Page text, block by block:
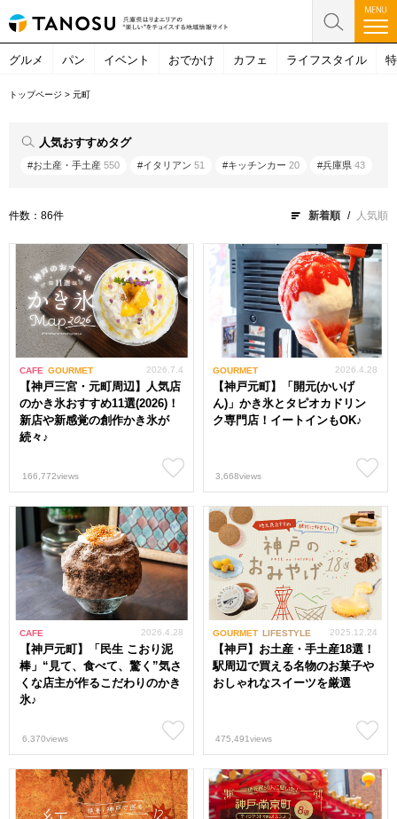
グルメ パン イベント おでかけ カフェ ライフスタイル
トップページ >元町
人気おすすめタグ
#お土産・手土産550 #イタリアン51 #キッチンカー20 #兵庫県43
件数：86件 新着順 人気順
CAFE GOURMET
【神戸三宮・元町周辺】人気店
のかき氷おすすめ11選(2026)！
新店や新感覚の創作かき氷が
続々♪
2026.7.4
166,772views
GOURMET
【神戸元町】「開元(かいげ
ん)」かき氷とタピオカドリン
ク専門店！イートインもOK♪
2026.4.28
3,668views
CAFE
【神戸元町】「民生 こおり泥
棒」“見て、食べて、驚く”気さ
くな店主が作るこだわりのかき
氷♪
2026.4.28
6,370views
GOURMET LIFESTYLE
【神戸】お土産・手土産18選！
駅周辺で買える名物のお菓子や
おしゃれなスイーツを厳選
2025.12.24
475,491views